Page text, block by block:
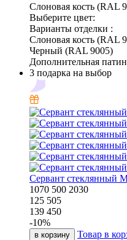
Слоновая кость (RAL
Выберите цвет:
Варианты отделки :
Слоновая кость (RAL
Черный (RAL 9005)
Дополнительная
3 подарка на выбор
Сервант стеклянный
1070 500 2030
125 505
139 450
-10%
в корзину Товар в